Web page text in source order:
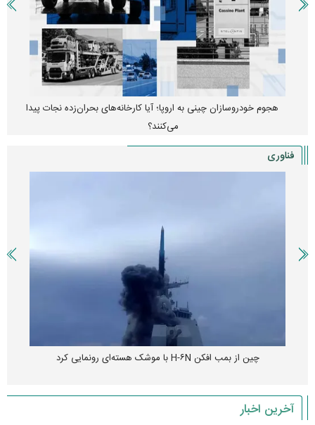
هجوم خودروسازان چینی به اروپا؛ آیا کارخانه‌های بحران‌زده نجات پیدا
می‌کنند؟
فناوری
چین از بمب افکن H-۶N با موشک هسته‌ای رونمایی کرد
آخرین اخبار